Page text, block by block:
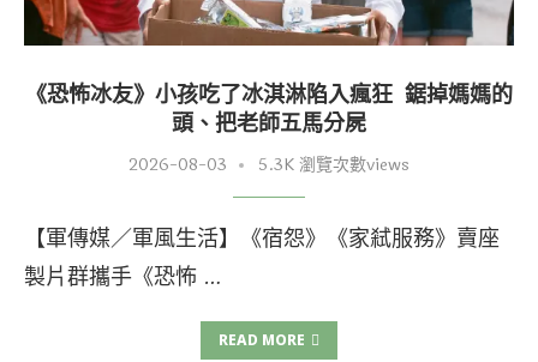
《恐怖冰友》小孩吃了冰淇淋陷入瘋狂 鋸掉媽媽的
頭、把老師五馬分屍
2026-08-03 5.3K 瀏覽次數views
【軍傳媒／軍風生活】《宿怨》《家弒服務》賣座
製片群攜手《恐怖 …
READ MORE